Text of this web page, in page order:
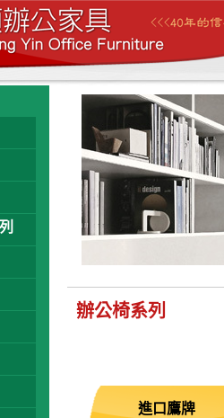
辦公椅系列
進口鷹牌